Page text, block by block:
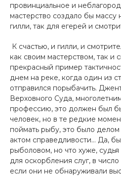
провинциальное и
мастерство создало бы массу
гилли, так для егерей и
К счастью, и гилли, и
как своим мастерством, так и
прекрасный пример
днем на реке, когда один из
отправился порыбачить.
Верховного Суда,
профессию, это должен был
человек, но в те редкие
поймать рыбу, это было делом
актом справедливости… Да,
рыболовом, но что хуже,
для оскорбления слуг, в
если они не обнаруживали